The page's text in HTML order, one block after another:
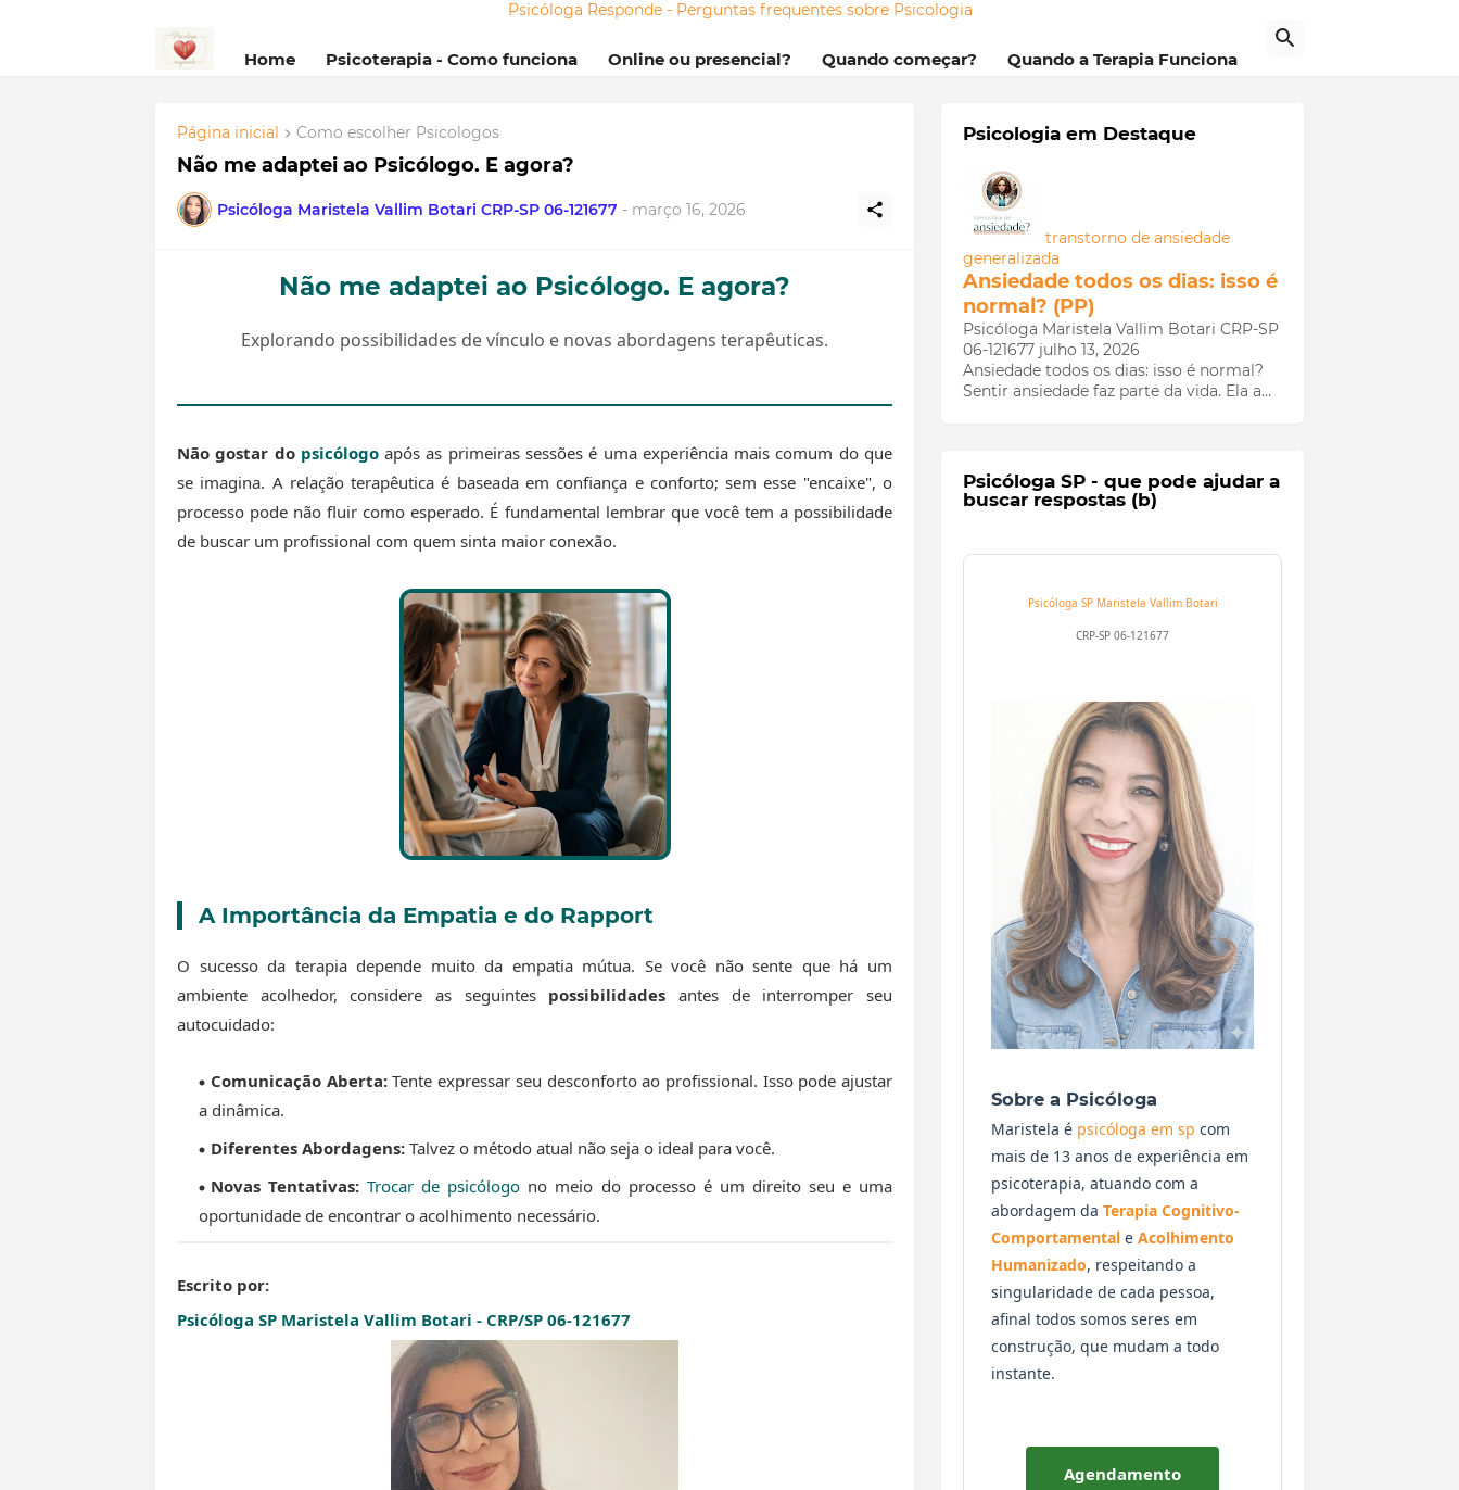
Psicóloga Responde - Perguntas frequentes sobre Psicologia
Home Psicoterapia - Como funciona Online ou presencial? Quando começar? Quando a Terapia Funciona
Página inicial Como escolher Psicologos
Não me adaptei ao Psicólogo. E agora?
Psicóloga Maristela Vallim Botari CRP-SP 06-121677 - março 16, 2026
Não me adaptei ao Psicólogo. E agora?
Explorando possibilidades de vínculo e novas abordagens terapêuticas.
Não gostar do psicólogoapós as primeiras sessões é uma experiência mais comum do que
se imagina. A relação terapêutica é baseada em confiança e conforto; sem esse "encaixe", o
processo pode não fluir como esperado. É fundamental lembrar que você tem a possibilidade
de buscar um profissional com quem sinta maior conexão.
A Importância da Empatia e do Rapport
O sucesso da terapia depende muito da empatia mútua. Se você não sente que há um
ambiente acolhedor, considere as seguintes possibilidades antes de interromper seu
autocuidado:
Comunicação Aberta:Tente expressar seu desconforto ao profissional. Isso pode ajustar
a dinâmica.
Diferentes Abordagens: Talvez o método atual não seja o ideal para você.
Novas Tentativas: Trocar de psicólogo no meio do processo é um direito seu e uma
oportunidade de encontrar o acolhimento necessário.
Escrito por:
Psicóloga SP Maristela Vallim Botari - CRP/SP 06-121677
Psicologia em Destaque
transtorno de ansiedade
generalizada
Ansiedade todos os dias: isso é
normal? (PP)
Psicóloga Maristela Vallim Botari CRP-SP
06-121677 julho 13, 2026
Ansiedade todos os dias: isso é normal?
Sentir ansiedade faz parte da vida. Ela a…
Psicóloga SP - que pode ajudar a
buscar respostas (b)
Psicóloga SP Maristela Vallim Botari
CRP-SP 06-121677
Sobre a Psicóloga
Maristela é psicóloga em sp com
mais de 13 anos de experiência em
psicoterapia, atuando com a
abordagem da Terapia Cognitivo-
Comportamental e Acolhimento
Humanizado, respeitando a
singularidade de cada pessoa,
afinal todos somos seres em
construção, que mudam a todo
instante.
Agendamento